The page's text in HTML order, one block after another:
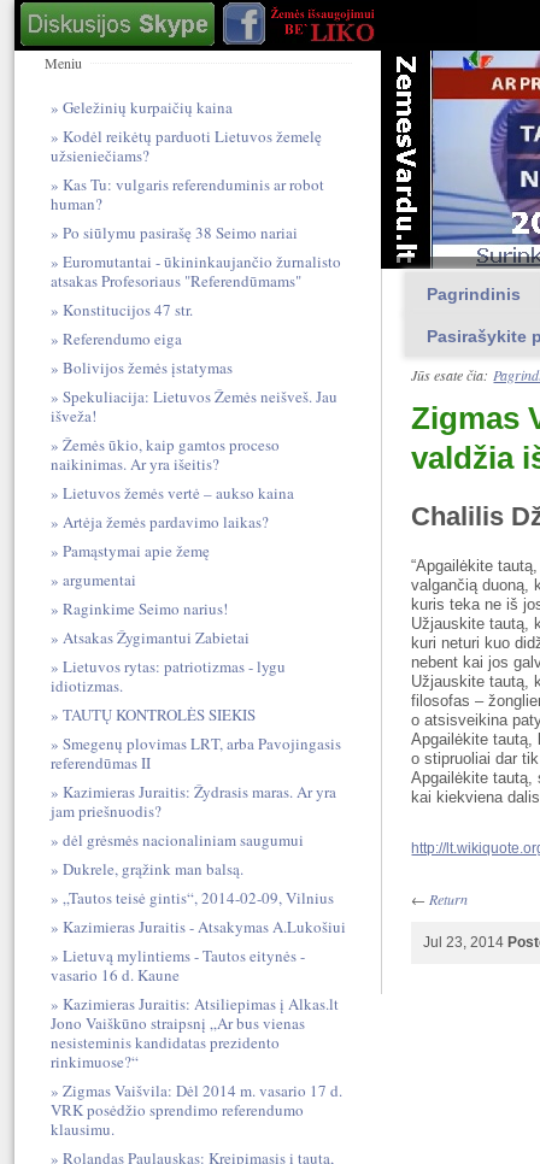
Pagrindinis
Pasirašykite
Jūs esate čia:
Zigmas
valdžia
Chalilis
“Apgailėkite
valgančią duoną,
kuris teka ne iš
Užjauskite tautą,
kuri neturi kuo
nebent kai jos
Užjauskite tautą,
filosofas –
o atsisveikina
Apgailėkite tautą,
o stipruoliai dar
Apgailėkite
kai kiekviena
http://
← Return
Jul 23, 2014
Meniu
Geležinių kurpaičių kaina
Kodėl reikėtų parduoti Lietuvos žemelę
užsieniečiams?
Kas Tu: vulgari​s referendum​inis ar robot
human?
Po siūlymu pasirašę 38 Seimo nariai
Euromutantai - ūkininkaujančio žurnalisto
atsakas Profesoriaus "Referendūmams"
Konstitucijos 47 str.
Referendumo eiga
Bolivijos žemės įstatymas
Spekuliacija: Lietuvos Žemės neišveš. Jau
išveža!
Žemės ūkio, kaip gamtos proceso
naikinimas. Ar yra išeitis?
Lietuvos žemės vertė – aukso kaina
Artėja žemės pardavimo laikas?
Pamąstymai apie žemę
argumentai
Raginkime Seimo narius!
Atsakas Žygimantui Zabietai
Lietuvos rytas: patriotizmas - lygu
idiotizmas.
TAUTŲ KONTROLĖS SIEKIS
Smegenų plovimas LRT, arba Pavojingasis
referendūmas II
Kazimieras Juraitis: Žydrasis maras. Ar yra
jam priešnuodis?
dėl grėsmės nacionaliniam saugumui
Dukrele, grąžink man balsą.
„Tautos teisė gintis“, 2014-02-09, Vilnius
Kazimieras Juraitis - Atsakymas A.Lukošiui
Lietuvą mylintiems - Tautos eitynės -
vasario 16 d. Kaune
Kazimieras Juraitis: Atsiliepimas į Alkas.lt
Jono Vaiškūno straipsnį „Ar bus vienas
nesisteminis kandidatas prezidento
rinkimuose?“
Zigmas Vaišvila: Dėl 2014 m. vasario 17 d.
VRK posėdžio sprendimo referendumo
klausimu.
Rolandas Paulauskas: Kreipimasis į tautą,